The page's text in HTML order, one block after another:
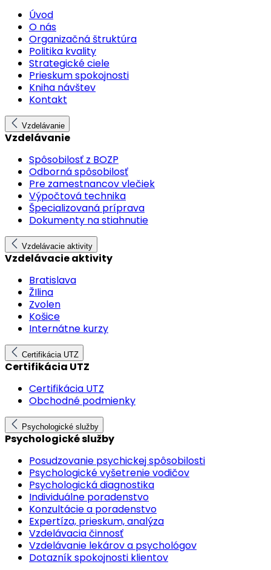
Úvod
O nás
Organizačná štruktúra
Politika kvality
Strategické ciele
Prieskum spokojnosti
Kniha návštev
Kontakt
Vzdelávanie
Vzdelávanie
Spôsobilosť z BOZP
Odborná spôsobilosť
Pre zamestnancov vlečiek
Výpočtová technika
Špecializovaná príprava
Dokumenty na stiahnutie
Vzdelávacie aktivity
Vzdelávacie aktivity
Bratislava
ŽIlina
Zvolen
Košice
Internátne kurzy
Certifikácia UTZ
Certifikácia UTZ
Certifikácia UTZ
Obchodné podmienky
Psychologické služby
Psychologické služby
Posudzovanie psychickej spôsobilosti
Psychologické vyšetrenie vodičov
Psychologická diagnostika
Individuálne poradenstvo
Konzultácie a poradenstvo
Expertíza, prieskum, analýza
Vzdelávacia činnosť
Vzdelávanie lekárov a psychológov
Dotazník spokojnosti klientov